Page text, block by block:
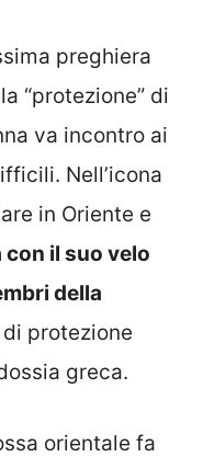
preghiera
“protezione” di
va incontro ai
Nell’icona
in Oriente e
con il suo velo
della
di protezione
greca.
orientale fa